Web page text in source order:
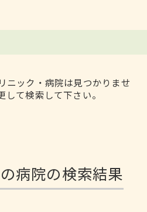
ニック・病院は見つかりませ
て検索して下さい。
病院の検索結果